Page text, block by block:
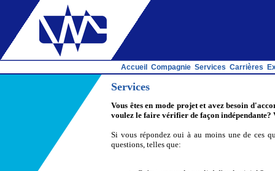
Accueil Compagnie Services Carrières
Services
Vous êtes en mode projet et avez besoin
voulez le faire vérifier de façon
Si vous répondez oui à au moins une de ces
questions, telles que: